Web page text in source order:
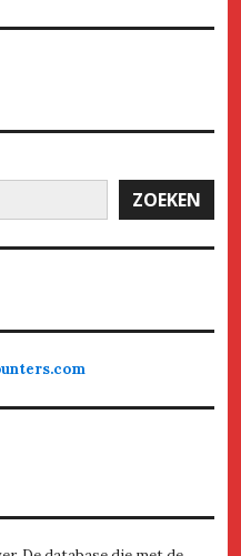
ZOEKEN